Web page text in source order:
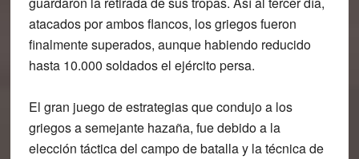
atacados por ambos flancos, los griegos fueron
finalmente superados, aunque habiendo reducido
hasta 10.000 soldados el ejército persa.
El gran juego de estrategias que condujo a los
griegos a semejante hazaña, fue debido a la
elección táctica del campo de batalla y la técnica de